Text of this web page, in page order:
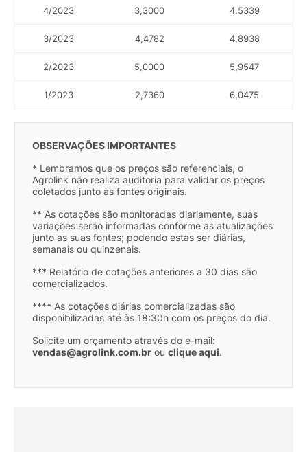
4/2023 3,3000 4,5339
3/2023 4,4782 4,8938
2/2023 5,0000 5,9547
1/2023 2,7360 6,0475
OBSERVAÇÕES IMPORTANTES
* Lembramos que os preços são referenciais, o
Agrolink não realiza auditoria para validar os preços
coletados junto às fontes originais.
** As cotações são monitoradas diariamente, suas
variações serão informadas conforme as atualizações
junto as suas fontes; podendo estas ser diárias,
semanais ou quinzenais.
*** Relatório de cotações anteriores a 30 dias são
comercializados.
**** As cotações diárias comercializadas são
disponibilizadas até às 18:30h com os preços do dia.
Solicite um orçamento através do e-mail:
vendas@agrolink.com.br ou clique aqui.